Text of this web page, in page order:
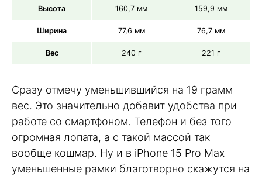
Высота 160,7 мм 159,9 мм
Ширина 77,6 мм 76,7 мм
Вес 240 г 221 г
Сразу отмечу уменьшившийся на 19 грамм
вес. Это значительно добавит удобства при
работе со смартфоном. Телефон и без того
огромная лопата, а с такой массой так
вообще кошмар. Ну и в iPhone 15 Pro Max
уменьшенные рамки благотворно скажутся на